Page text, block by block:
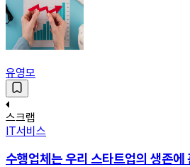
유영모
스크랩
IT서비스
수행업체는 우리 스타트업의 생존에